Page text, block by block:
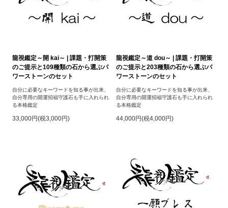
龍視鑑定～開 kai～ | 課題・打開策
のご提示と109種類の石から選ぶパ
ワーストーンのセット
自分に必要なキーワードを知る事が出来、
自分専用の開運招福守護石も手に入れられ
る本格鑑定
33,000円(税3,000円)
龍視鑑定～道 dou～ | 課題・打開策
のご提示と203種類の石から選ぶパ
ワーストーンのセット
自分に必要なキーワードを知る事が出来、
自分専用の開運招福守護石も手に入れられ
る本格鑑定
44,000円(税4,000円)